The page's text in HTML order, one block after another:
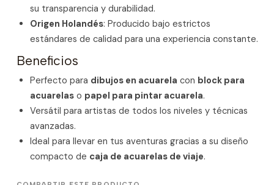
su transparencia y durabilidad.
Origen Holandés: Producido bajo estrictos
estándares de calidad para una experiencia constante.
Beneficios
Perfecto para dibujos en acuarela con block para
acuarelaso papel para pintar acuarela.
Versátil para artistas de todos los niveles y técnicas
avanzadas.
Ideal para llevar en tus aventuras gracias a su diseño
compacto de caja de acuarelas de viaje.